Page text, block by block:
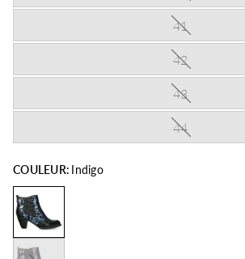
41
42
43
44
COULEUR: Indigo
Violet